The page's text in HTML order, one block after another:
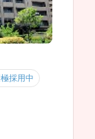
採用中